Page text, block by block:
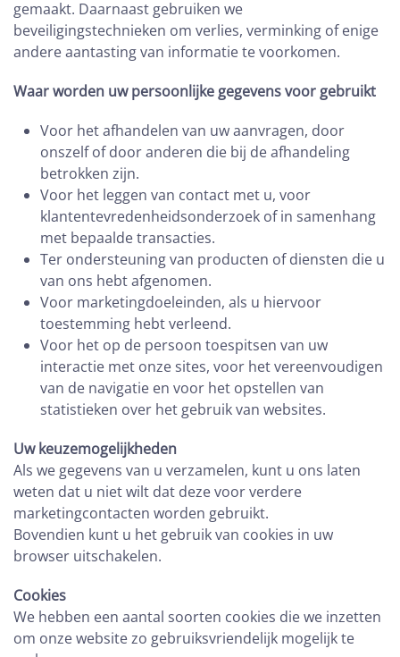
gemaakt. Daarnaast gebruiken we
beveiligingstechnieken om verlies, verminking of enige
andere aantasting van informatie te voorkomen.
Waar worden uw persoonlijke gegevens voor gebruikt
Voor het afhandelen van uw aanvragen, door
onszelf of door anderen die bij de afhandeling
betrokken zijn.
Voor het leggen van contact met u, voor
klantentevredenheidsonderzoek of in samenhang
met bepaalde transacties.
Ter ondersteuning van producten of diensten die u
van ons hebt afgenomen.
Voor marketingdoeleinden, als u hiervoor
toestemming hebt verleend.
Voor het op de persoon toespitsen van uw
interactie met onze sites, voor het vereenvoudigen
van de navigatie en voor het opstellen van
statistieken over het gebruik van websites.
Uw keuzemogelijkheden
Als we gegevens van u verzamelen, kunt u ons laten
weten dat u niet wilt dat deze voor verdere
marketingcontacten worden gebruikt.
Bovendien kunt u het gebruik van cookies in uw
browser uitschakelen.
Cookies
We hebben een aantal soorten cookies die we inzetten
om onze website zo gebruiksvriendelijk mogelijk te